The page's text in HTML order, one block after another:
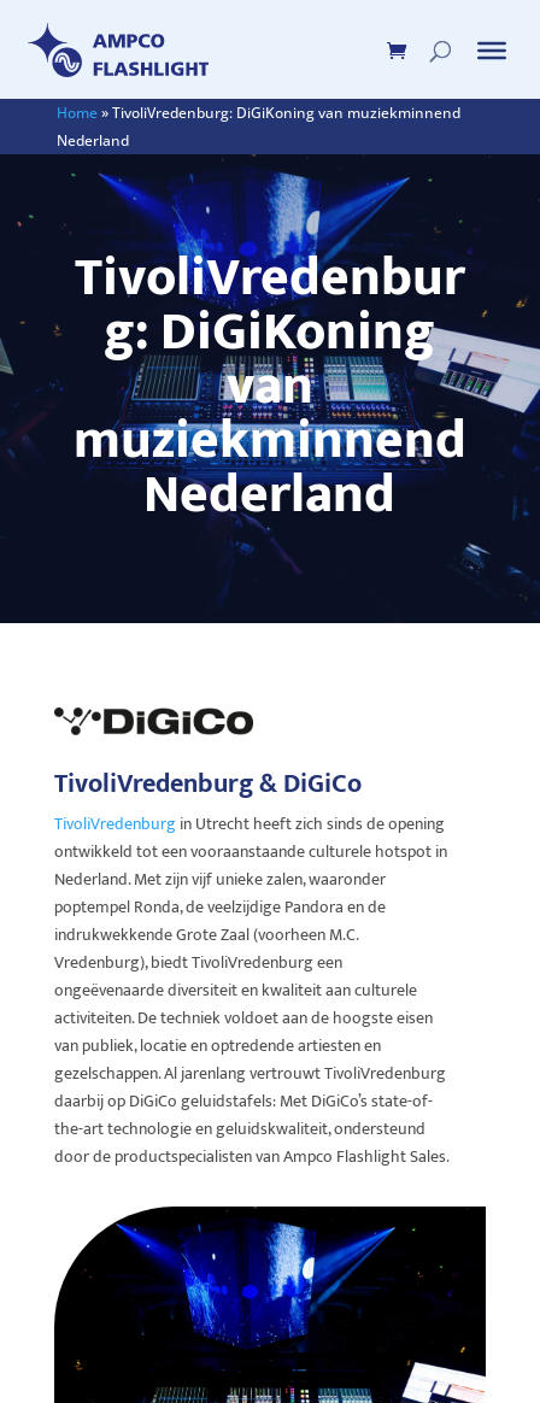
Home»TivoliVredenburg: DiGiKoning van muziekminnend
Nederland
TivoliVredenbur
g: DiGiKoning
van
muziekminnend
Nederland
TivoliVredenburg & DiGiCo
TivoliVredenburgin Utrecht heeft zich sinds de opening
ontwikkeld tot een vooraanstaande culturele hotspot in
Nederland. Met zijn vijf unieke zalen, waaronder
poptempel Ronda, de veelzijdige Pandora en de
indrukwekkende Grote Zaal (voorheen M.C.
Vredenburg), biedt TivoliVredenburg een
ongeëvenaarde diversiteit en kwaliteit aan culturele
activiteiten. De techniek voldoet aan de hoogste eisen
van publiek, locatie en optredende artiesten en
gezelschappen. Al jarenlang vertrouwt TivoliVredenburg
daarbij op DiGiCo geluidstafels: Met DiGiCo’s state-of-
the-art technologie en geluidskwaliteit, ondersteund
door de productspecialisten van Ampco Flashlight Sales.